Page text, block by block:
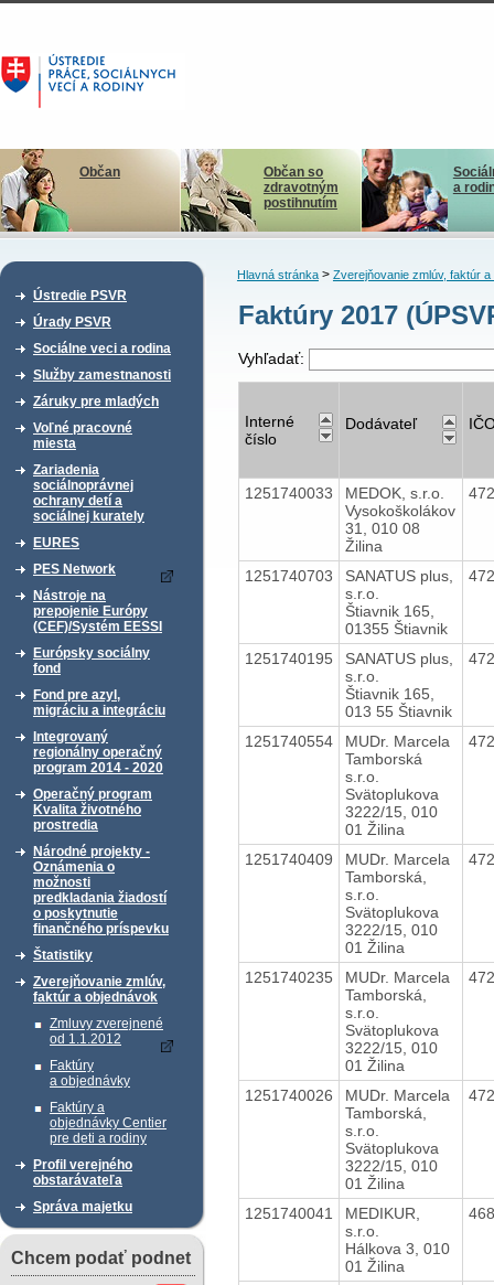
Občan
Občan so
zdravotným
postihnutím
a
Ústredie PSVR
Úrady PSVR
Sociálne veci a rodina
Služby zamestnanosti
Záruky pre mladých
Voľné pracovné
miesta
Zariadenia
sociálnoprávnej
ochrany detí a
sociálnej kurately
EURES
PES Network
Nástroje na
prepojenie Európy
(CEF)/Systém EESSI
Európsky sociálny
fond
Fond pre azyl,
migráciu a integráciu
Integrovaný
regionálny operačný
program 2014 - 2020
Operačný program
Kvalita životného
prostredia
Národné projekty -
Oznámenia o
možnosti
predkladania žiadostí
o poskytnutie
finančného príspevku
Štatistiky
Zverejňovanie zmlúv,
faktúr a objednávok
Zmluvy zverejnené
od 1.1.2012
Faktúry
a objednávky
Faktúry a
objednávky Centier
pre deti a rodiny
Profil verejného
obstarávateľa
Správa majetku
Chcem podať podnet
Hlavná stránka> Zverejňovanie zmlúv, faktúr a
Faktúry 2017
Vyhľadať:
Interné
číslo
Dodávateľ
1251740033
MEDOK, s.r.o.
Vysokoškolákov
31, 010 08
Žilina
1251740703
SANATUS plus,
s.r.o.
Štiavnik 165,
01355 Štiavnik
1251740195
SANATUS plus,
s.r.o.
Štiavnik 165,
013 55 Štiavnik
1251740554
MUDr. Marcela
Tamborská
s.r.o.
Svätoplukova
3222/15, 010
01 Žilina
1251740409
MUDr. Marcela
Tamborská,
s.r.o.
Svätoplukova
3222/15, 010
01 Žilina
1251740235
MUDr. Marcela
Tamborská,
s.r.o.
Svätoplukova
3222/15, 010
01 Žilina
1251740026
MUDr. Marcela
Tamborská,
s.r.o.
Svätoplukova
3222/15, 010
01 Žilina
1251740041
MEDIKUR,
s.r.o.
Hálkova 3, 010
01 Žilina